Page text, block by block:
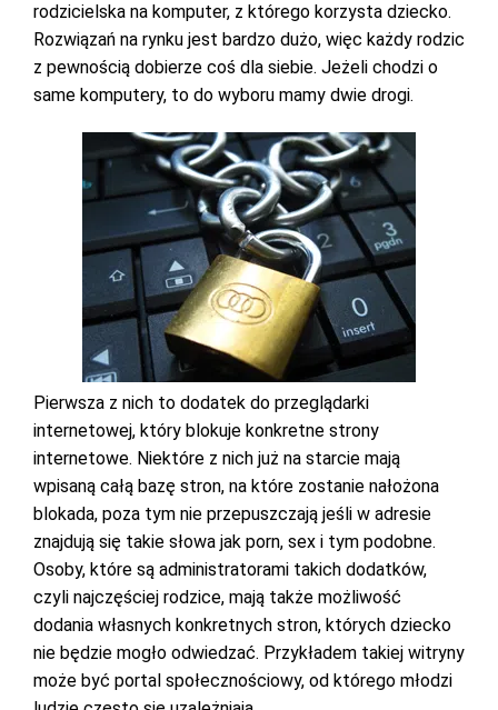
rodzicielska na komputer, z którego korzysta dziecko.
Rozwiązań na rynku jest bardzo dużo, więc każdy rodzic
z pewnością dobierze coś dla siebie. Jeżeli chodzi o
same komputery, to do wyboru mamy dwie drogi.
Pierwsza z nich to dodatek do przeglądarki
internetowej, który blokuje konkretne strony
internetowe. Niektóre z nich już na starcie mają
wpisaną całą bazę stron, na które zostanie nałożona
blokada, poza tym nie przepuszczają jeśli w adresie
znajdują się takie słowa jak porn, sex i tym podobne.
Osoby, które są administratorami takich dodatków,
czyli najczęściej rodzice, mają także możliwość
dodania własnych konkretnych stron, których dziecko
nie będzie mogło odwiedzać. Przykładem takiej witryny
może być portal społecznościowy, od którego młodzi